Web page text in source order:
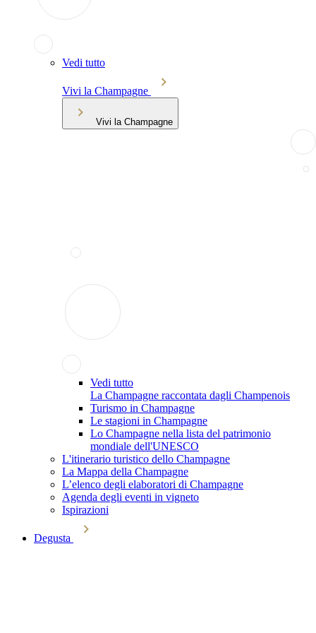
Vedi tutto
Vivi la Champagne
Vivi la Champagne
Vedi tutto
La Champagne raccontata dagli Champenois
Turismo in Champagne
Le stagioni in Champagne
Lo Champagne nella lista del patrimonio
mondiale dell'UNESCO
L'itinerario turistico dello Champagne
La Mappa della Champagne
L’elenco degli elaboratori di Champagne
Agenda degli eventi in vigneto
Ispirazioni
Degusta